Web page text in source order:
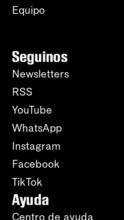
Equipo
Seguinos
Newsletters
RSS
YouTube
WhatsApp
Instagram
Facebook
TikTok
Ayuda
Centro de ayuda